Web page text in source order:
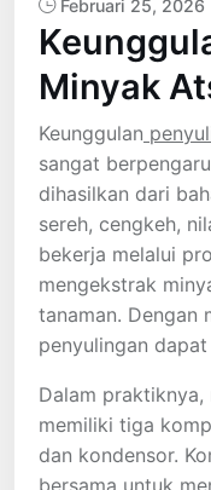
Februari 25, 2026
Minyak
Keunggulan
sangat
dihasilkan dari
sereh, cengkeh,
bekerja melalui
mengekstrak
tanaman. Dengan
penyulingan
Dalam
memiliki tiga
dan kondensor.
bersama untuk